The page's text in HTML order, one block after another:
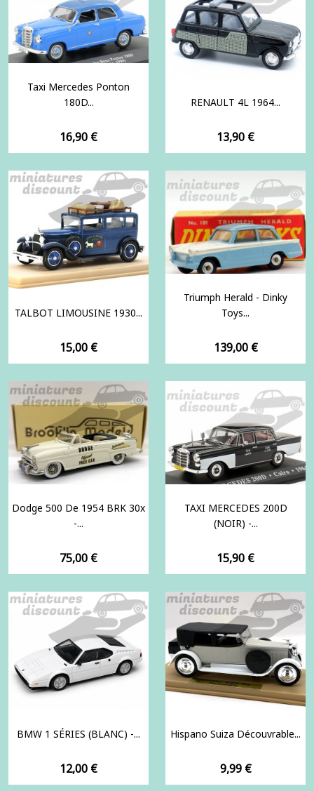
Taxi Mercedes Ponton
180D...
Prix
16,90 €
RENAULT 4L 1964...
Prix
13,90 €
TALBOT LIMOUSINE 1930...
Prix
15,00 €
Triumph Herald - Dinky
Toys...
Prix
139,00 €
Dodge 500 De 1954 BRK 30x
-...
Prix
75,00 €
TAXI MERCEDES 200D
(NOIR) -...
Prix
15,90 €
BMW 1 SÉRIES (BLANC) -...
Prix
12,00 €
Hispano Suiza Découvrable...
Prix
9,99 €